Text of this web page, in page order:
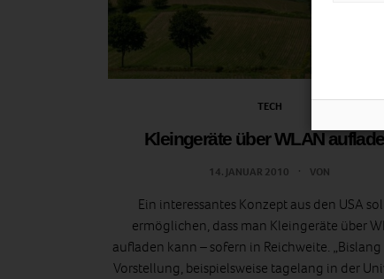
TECH
Kleingeräte über WLAN
14. JANUAR 2010 VON
Ein interessantes Konzept aus den USA
ermöglichen, dass man Kleingeräte über
aufladen kann – sofern in Reichweite.
Vorstellung, beispielsweise tagelang in der